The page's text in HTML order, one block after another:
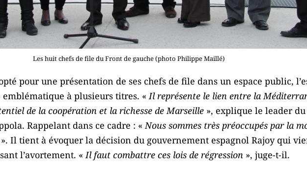
Les huit chefs de file du Front de gauche (photo Philippe Maillé)
pour une présentation de ses chefs de file dans un espace public,
emblématique à plusieurs titres. « Il représente le lien entre la
de la coopération et la richesse de Marseille », explique le leader
Rappelant dans ce cadre : «Nous sommes très préoccupés par la
». Il tient à évoquer la décision du gouvernement espagnol Rajoy qui
l’avortement. «Il faut combattre ces lois de régression », juge-t-il.